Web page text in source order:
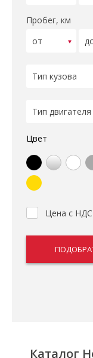
Пробег, км
Цвет
Цена с НДС
Каталог